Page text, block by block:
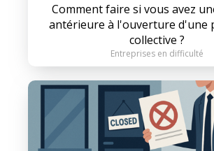
Comment faire si vous avez
antérieure à l'ouverture d'une
collective ?
Entreprises en difficulté